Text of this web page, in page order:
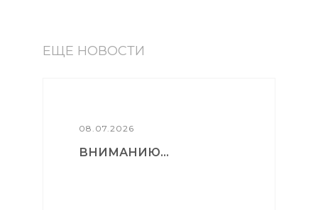
ЕЩЕ НОВОСТИ
08.07.2026
ВНИМАНИЮ...